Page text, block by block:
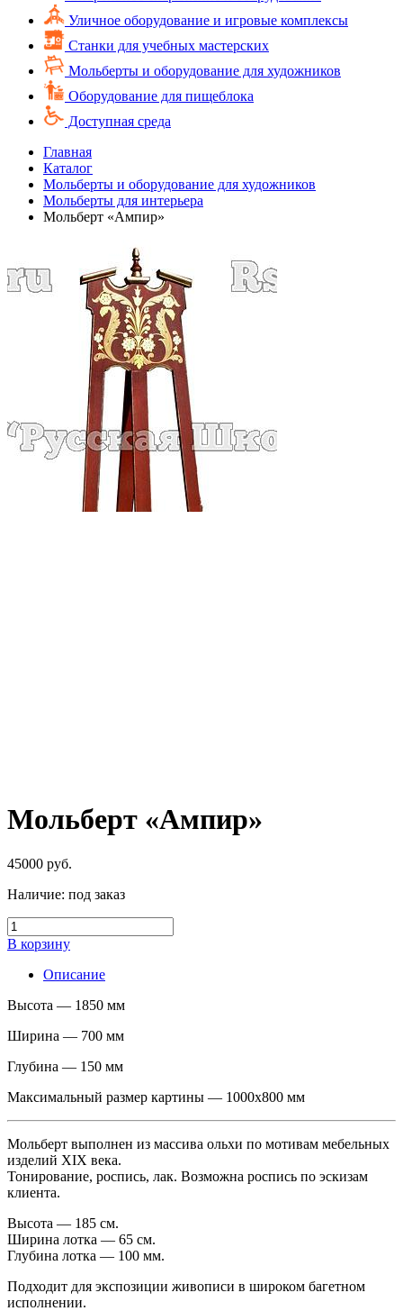
Уличное оборудование и игровые комплексы
Cтанки для учебных мастерских
Мольберты и оборудование для художников
Оборудование для пищеблока
Доступная среда
Главная
Каталог
Мольберты и оборудование для художников
Мольберты для интерьера
Мольберт «Ампир»
Мольберт «Ампир»
45000 руб.
Наличие: под заказ
В корзину
Описание
Высота — 1850 мм
Ширина — 700 мм
Глубина — 150 мм
Максимальный размер картины — 1000x800 мм
Мольберт выполнен из массива ольхи по мотивам мебельных
изделий ХIX века.
Тонирование, роспись, лак. Возможна роспись по эскизам
клиента.
Высота — 185 см.
Ширина лотка — 65 см.
Глубина лотка — 100 мм.
Подходит для экспозиции живописи в широком багетном
исполнении.